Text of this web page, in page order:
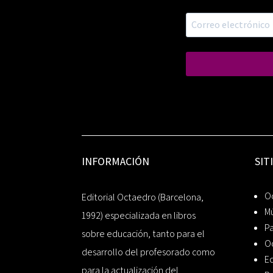
INFORMACIÓN
Editorial Octaedro (Barcelona,
1992) especializada en libros
sobre educación, tanto para el
desarrollo del profesorado como